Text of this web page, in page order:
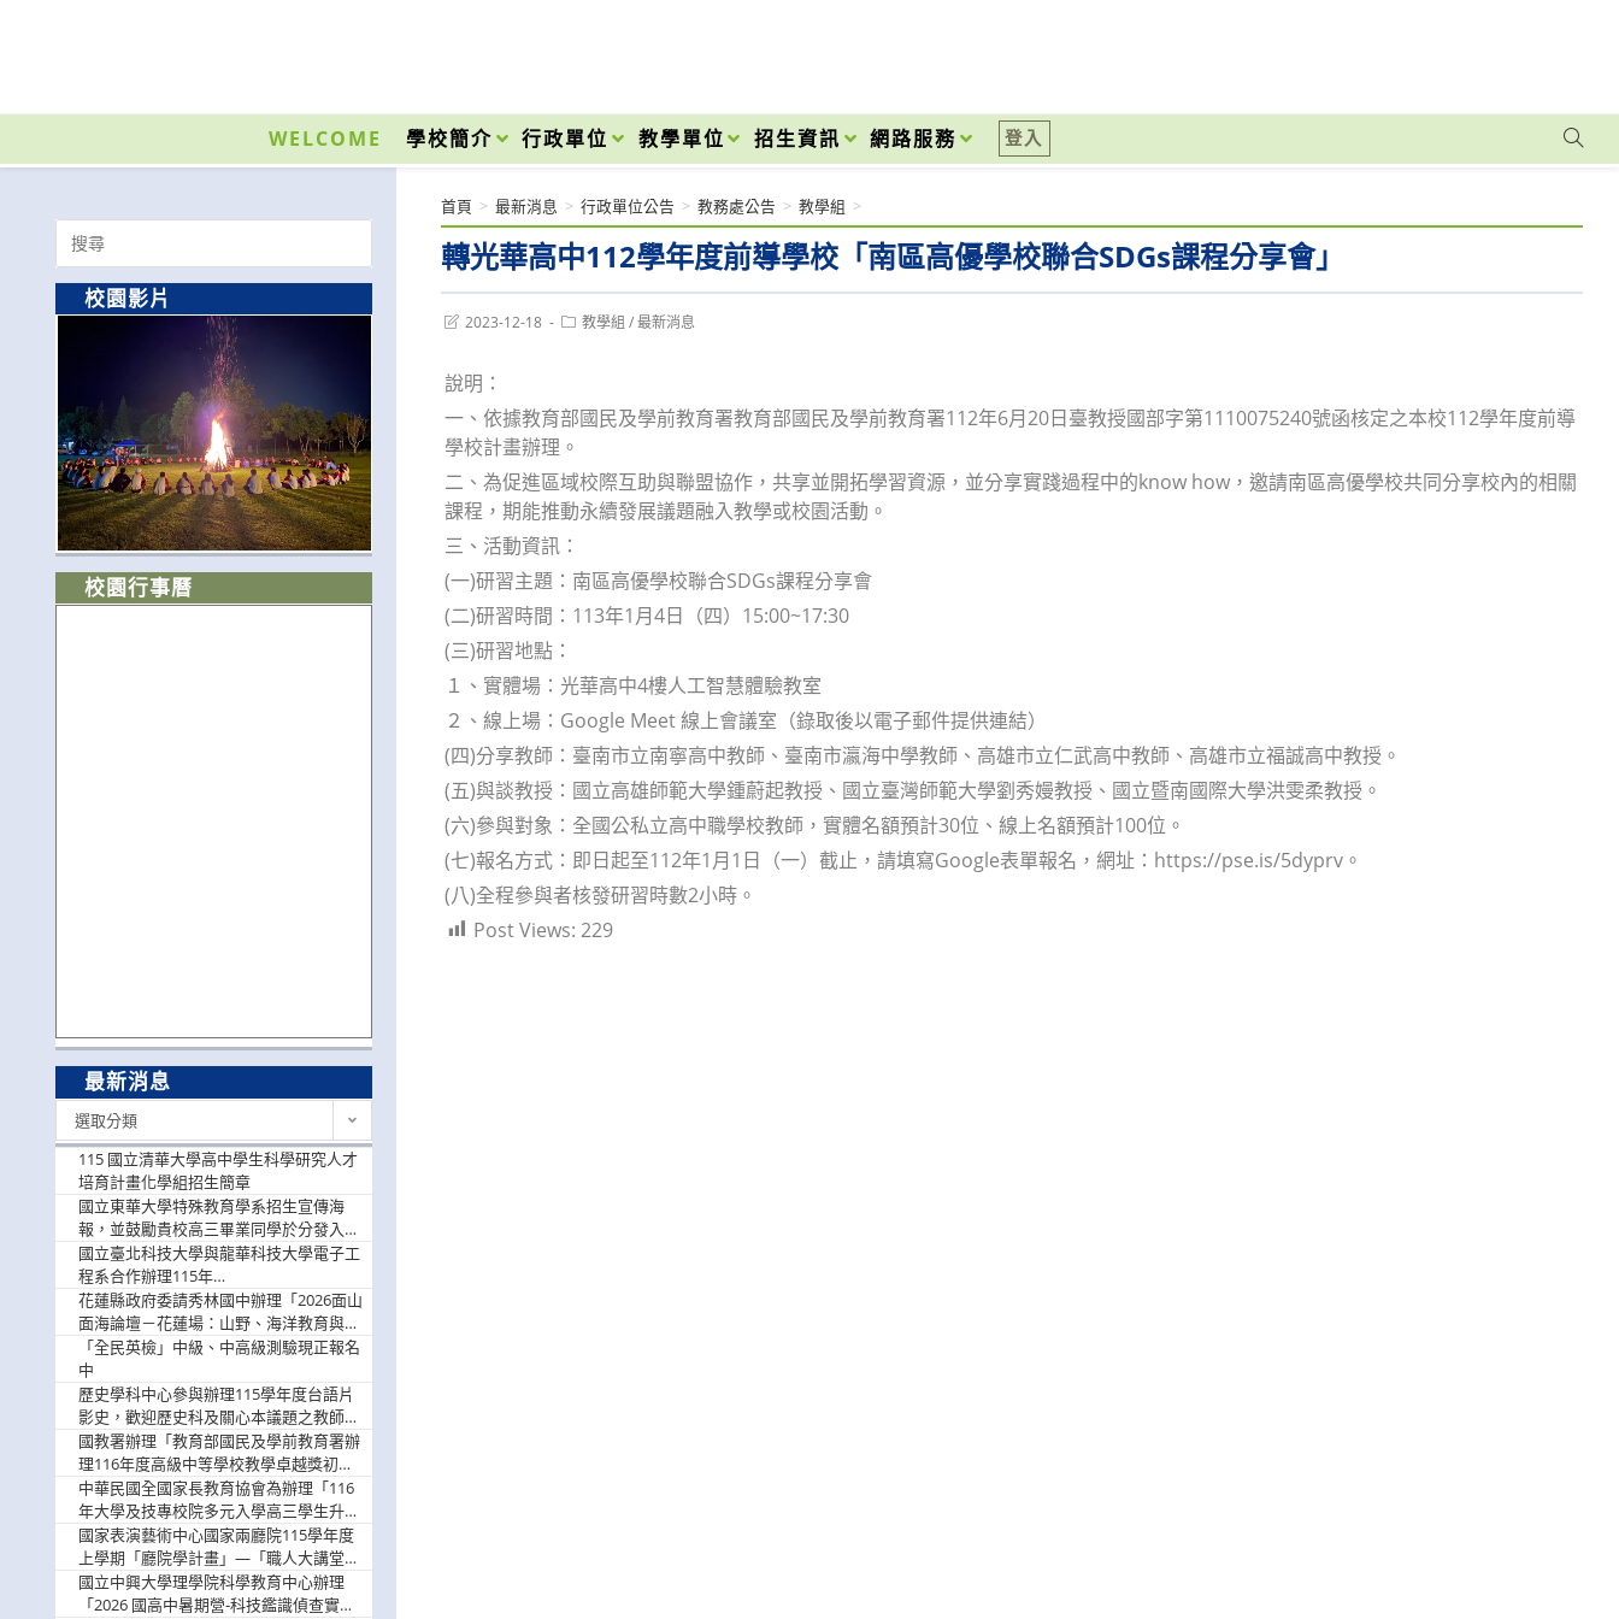
內
WELCOME 學校簡介 行政單位 教學單位 招生資訊 網路服務 登入
轉光華高中112學年度前導學校「南區高優學校聯合SDGs課程分享會」
首頁 > 最新消息 > 行政單位公告 > 教務處公告 > 教學組 >
Post2023-12-18
Post教學組 / 最新消息
說明：
一、依據教育部國民及學前教育署教育部國民及學前教育署112年6月20日臺教授國部字第1110075240號函核定之本校112學年度前導
學校計畫辦理。
二、為促進區域校際互助與聯盟協作，共享並開拓學習資源，並分享實踐過程中的know how，邀請南區高優學校共同分享校內的相關
課程，期能推動永續發展議題融入教學或校園活動。
三、活動資訊：
(一)研習主題：南區高優學校聯合SDGs課程分享會
(二)研習時間：113年1月4日（四）15:00~17:30
(三)研習地點：
１、實體場：光華高中4樓人工智慧體驗教室
２、線上場：Google Meet 線上會議室（錄取後以電子郵件提供連結）
(四)分享教師：臺南市立南寧高中教師、臺南市瀛海中學教師、高雄市立仁武高中教師、高雄市立福誠高中教授。
(五)與談教授：國立高雄師範大學鍾蔚起教授、國立臺灣師範大學劉秀嫚教授、國立暨南國際大學洪雯柔教授。
(六)參與對象：全國公私立高中職學校教師，實體名額預計30位、線上名額預計100位。
(七)報名方式：即日起至112年1月1日（一）截止，請填寫Google表單報名，網址：https://pse.is/5dyprv。
(八)全程參與者核發研習時數2小時。
Post Views: 229
Search
for:
校園影片
校園行事曆
最新消息
選取分類
115 國立清華大學高中學生科學研究人才
培育計畫化學組招生簡章
國立東華大學特殊教育學系招生宣傳海
報，並鼓勵貴校高三畢業同學於分發入學
階段踴躍選填。
國立臺北科技大學與龍華科技大學電子工
程系合作辦理115年
「115.08.10~08.12「AI賦能應用於智慧半
導體研習營」，歡迎學生踴躍報名參加
花蓮縣政府委請秀林國中辦理「2026面山
面海論壇－花蓮場：山野、海洋教育與戶
外安全實務課程」，歡迎踴躍報名參加
「全民英檢」中級、中高級測驗現正報名
中
歷史學科中心參與辦理115學年度台語片
影史，歡迎歷史科及關心本議題之教師踴
躍報名參加
國教署辦理「教育部國民及學前教育署辦
理116年度高級中等學校教學卓越獎初選
實施計畫」，鼓勵教師踴躍報名
中華民國全國家長教育協會為辦理「116
年大學及技專校院多元入學高三學生升學
輔導家長說明會」
國家表演藝術中心國家兩廳院115學年度
上學期「廳院學計畫」—「職人大講堂」
及「一日體驗課程」，鼓勵踴躍報名參
與。
國立中興大學理學院科學教育中心辦理
「2026 國高中暑期營-科技鑑識偵查實戰